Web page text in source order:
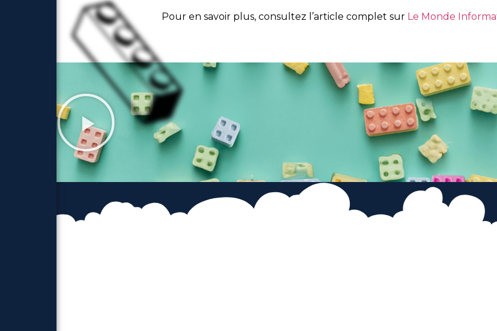
Pour en savoir plus, consultez l’article complet sur Le Monde